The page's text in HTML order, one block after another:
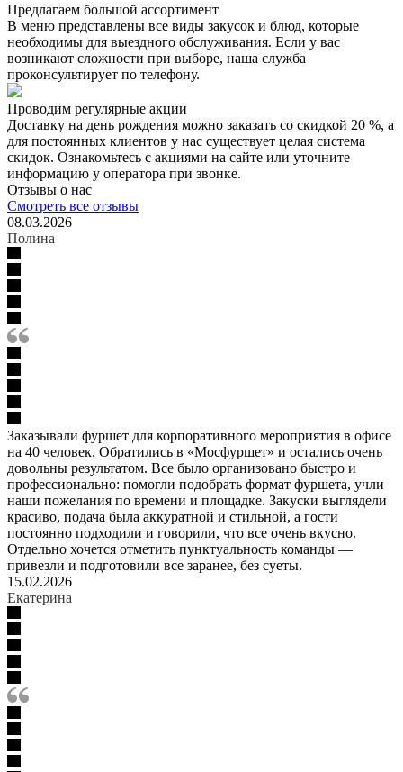
Предлагаем большой ассортимент
В меню представлены все виды закусок и блюд, которые
необходимы для выездного обслуживания. Если у вас
возникают сложности при выборе, наша служба
проконсультирует по телефону.
Проводим регулярные акции
Доставку на день рождения можно заказать со скидкой 20 %, а
для постоянных клиентов у нас существует целая система
скидок. Ознакомьтесь с акциями на сайте или уточните
информацию у оператора при звонке.
Отзывы о нас
Смотреть все отзывы
08.03.2026
Полина
Заказывали фуршет для корпоративного мероприятия в офисе
на 40 человек. Обратились в «Мосфуршет» и остались очень
довольны результатом. Все было организовано быстро и
профессионально: помогли подобрать формат фуршета, учли
наши пожелания по времени и площадке. Закуски выглядели
красиво, подача была аккуратной и стильной, а гости
постоянно подходили и говорили, что все очень вкусно.
Отдельно хочется отметить пунктуальность команды —
привезли и подготовили все заранее, без суеты.
15.02.2026
Екатерина